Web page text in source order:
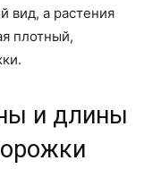
вид, а растения
плотный,
и длины